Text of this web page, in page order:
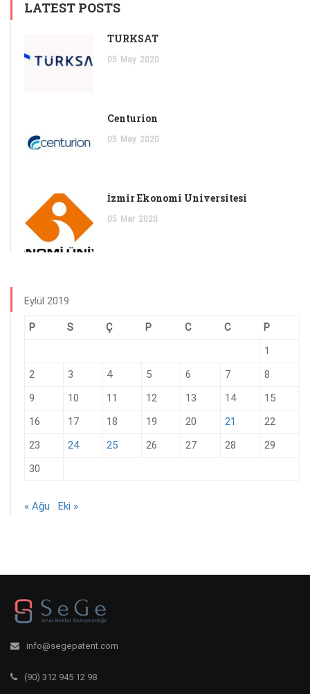
LATEST POSTS
TÜRKSAT
05 May 2020
Centurion
05 May 2020
İzmir Ekonomi Üniversitesi
05 Mar 2020
Eylül 2019
P S Ç P C C
P
1
2
3 4 5 6 7
8
9
10 11 12 13 14
15
16
17 18 19 20 21
22
23
24 25 26 27 28
29
30
« Ağu Eki »
info@segepatent.com
(90) 312 945 12 98